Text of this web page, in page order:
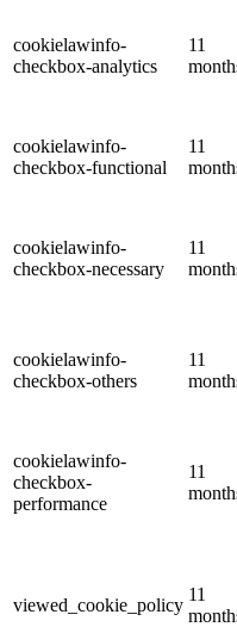
cookielawinfo-
checkbox-analytics
11
cookielawinfo-
checkbox-functional
11
cookielawinfo-
checkbox-necessary
11
cookielawinfo-
checkbox-others
11
cookielawinfo-
checkbox-
performance
11
viewed_cookie_policy
11